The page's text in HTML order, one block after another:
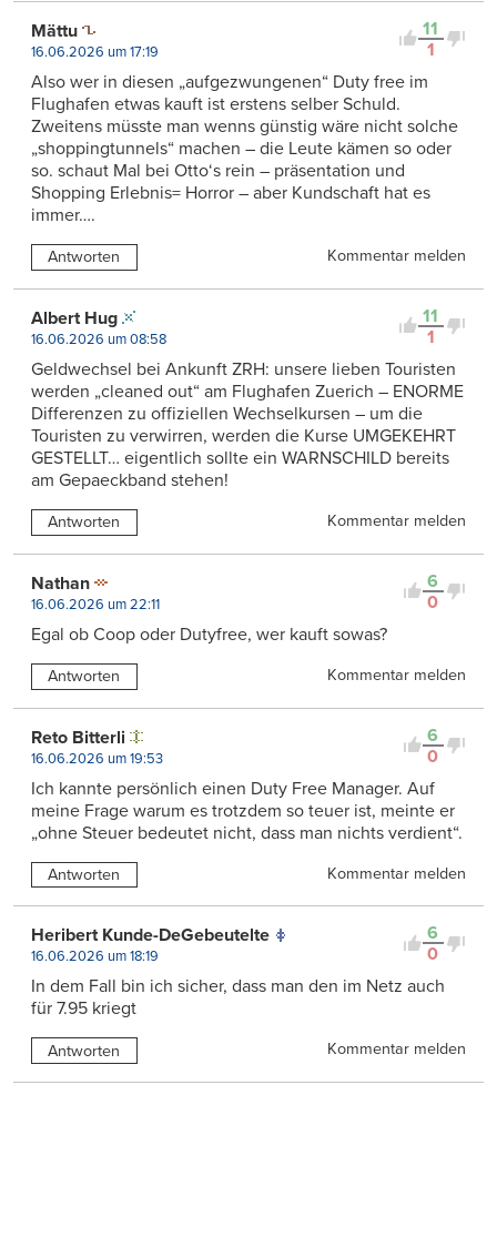
11
1
Mättu
16.06.2026 um 17:19
Also wer in diesen „aufgezwungenen“ Duty free im
Flughafen etwas kauft ist erstens selber Schuld.
Zweitens müsste man wenns günstig wäre nicht solche
„shoppingtunnels“ machen – die Leute kämen so oder
so. schaut Mal bei Otto‘s rein – präsentation und
Shopping Erlebnis= Horror – aber Kundschaft hat es
immer….
Antworten Kommentar melden
11
1
Albert Hug
16.06.2026 um 08:58
Geldwechsel bei Ankunft ZRH: unsere lieben Touristen
werden „cleaned out“ am Flughafen Zuerich – ENORME
Differenzen zu offiziellen Wechselkursen – um die
Touristen zu verwirren, werden die Kurse UMGEKEHRT
GESTELLT… eigentlich sollte ein WARNSCHILD bereits
am Gepaeckband stehen!
Antworten Kommentar melden
6
0
Nathan
16.06.2026 um 22:11
Egal ob Coop oder Dutyfree, wer kauft sowas?
Antworten Kommentar melden
6
0
Reto Bitterli
16.06.2026 um 19:53
Ich kannte persönlich einen Duty Free Manager. Auf
meine Frage warum es trotzdem so teuer ist, meinte er
„ohne Steuer bedeutet nicht, dass man nichts verdient“.
Antworten Kommentar melden
6
0
Heribert Kunde-DeGebeutelte
16.06.2026 um 18:19
In dem Fall bin ich sicher, dass man den im Netz auch
für 7.95 kriegt
Antworten Kommentar melden